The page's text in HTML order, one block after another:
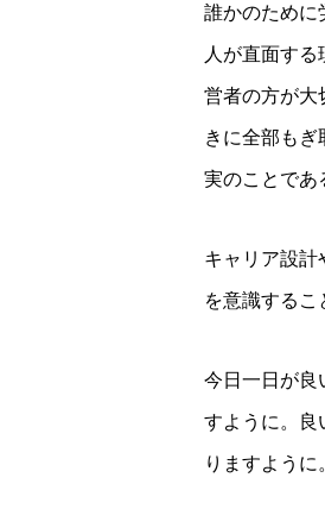
誰かのために
人が直面す
営者の方が大
きに全部も
実のことであ
キャリア設計
を意識するこ
今日一日が良
すように。良
りますように